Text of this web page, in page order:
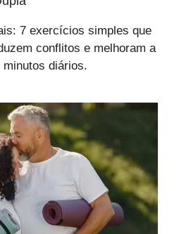
7 exercícios simples que
conflitos e melhoram a
diários.